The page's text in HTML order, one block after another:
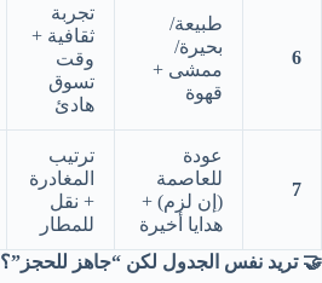
6
طبيعة/
بحيرة/
ممشى +
قهوة
تجربة
ثقافية +
وقت
تسوق
هادئ
7
عودة
للعاصمة
(إن لزم) +
هدايا أخيرة
ترتيب
المغادرة
+ نقل
للمطار
🤝 تريد نفس الجدول لكن “جاهز للحجز”؟